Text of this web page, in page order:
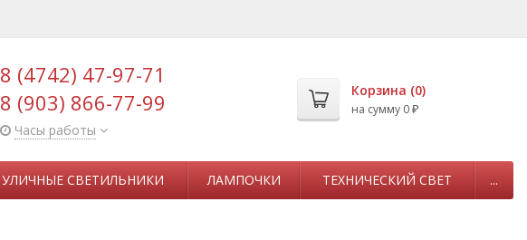
8 (4742) 47-97-71
8 (903) 866-77-99
Часы работы
Корзина (0)
на сумму 0 ₽
УЛИЧНЫЕ СВЕТИЛЬНИКИ ЛАМПОЧКИ ТЕХНИЧЕСКИЙ СВЕТ ...